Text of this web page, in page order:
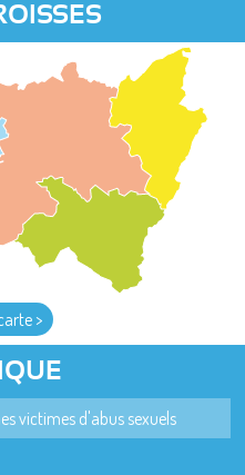
>
victimes d'abus sexuels